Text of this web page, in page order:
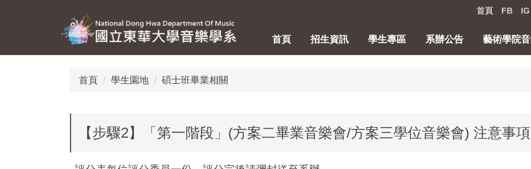
首頁 FB IG
首頁 招生資訊 學生專區 系辦公告 藝術學院
首頁 學生園地 碩士班畢業相關
【步驟2】「第一階段」(方案二畢業音樂會/方案三學位音樂會) 注意事